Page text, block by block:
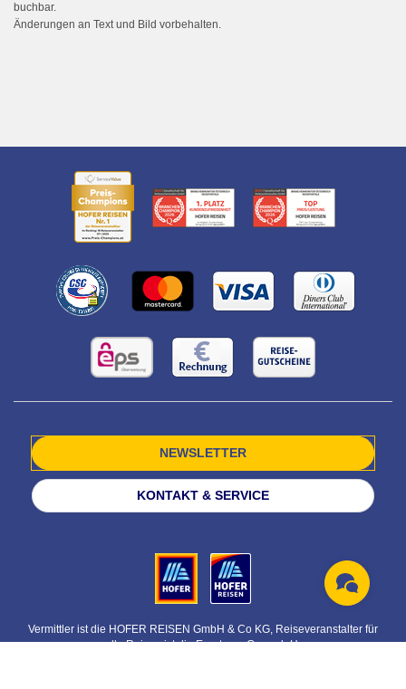
buchbar.
Änderungen an Text und Bild vorbehalten.
NEWSLETTER
KONTAKT & SERVICE
Vermittler ist die HOFER REISEN GmbH & Co KG, Reiseveranstalter für
alle Reisen ist die Eurotours Ges.m.b.H.